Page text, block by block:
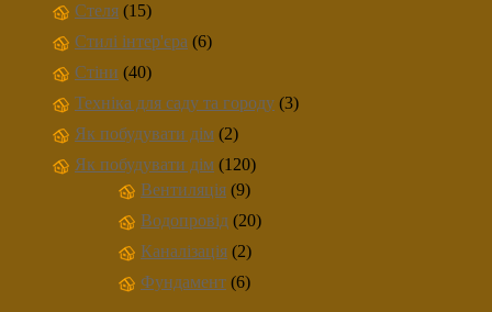
Стеля (15)
Стилі інтер'єра (6)
Стіни (40)
Техніка для саду та городу (3)
Як побудувати дім (2)
Як побудувати дім (120)
Вентиляція (9)
Водопровід (20)
Каналізація (2)
Фундамент (6)